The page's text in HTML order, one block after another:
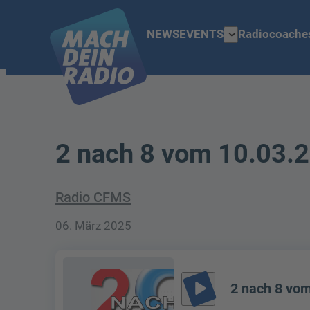
NEWSEVENTS expand_more
2 nach 8 vom
Radio CFMS
06. März 2025
play_arrow 2 nach 8